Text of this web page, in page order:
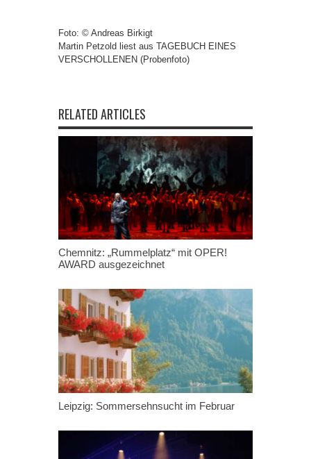
Foto: © Andreas Birkigt
Martin Petzold liest aus TAGEBUCH EINES
VERSCHOLLENEN (Probenfoto)
RELATED ARTICLES
Chemnitz: „Rummelplatz“ mit OPER!
AWARD ausgezeichnet
Leipzig: Sommersehnsucht im Februar